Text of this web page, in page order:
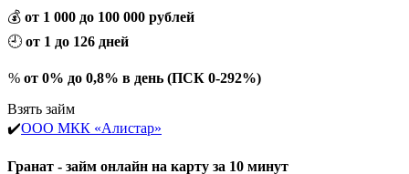
💰 от 1 000 до 100 000 рублей
🕘 от 1 до 126 дней
% от 0% до 0,8% в день (ПСК 0-292%)
Взять займ
✔️ООО МКК «Алистар»
Гранат - займ онлайн на карту за 10 минут